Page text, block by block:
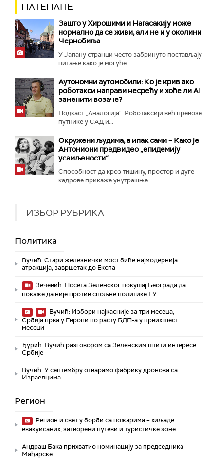
НАТЕНАНЕ
Зашто у Хирошими и Нагасакију може
нормално да се живи, али не и у околини
Чернобиља
У Јапану странци често забринуто постављају
питање како је могуће...
Аутономни аутомобили: Ко је крив ако
роботакси направи несрећу и хоће ли AI
заменити возаче?
Подкаст „Аналогија“: Роботаксији већ превозе
путнике у САД и...
Окружени људима, а ипак сами – Како је
Антониони предвидео „епидемију
усамљености“
Способност да кроз тишину, простор и дуге
кадрове прикаже унутрашње...
ИЗБОР РУБРИКА
Политика
Вучић: Стари железнички мост биће најмодернија
атракција, завршетак до Експа
Зечевић: Посета Зеленског покушај Београда да
покаже да није против спољне политике ЕУ
Вучић: Избори најкасније за три месеца,
Србија прва у Европи по расту БДП-а у првих шест
месеци
Ђурић: Вучић разговором са Зеленским штити интересе
Србије
Вучић: У септембру отварамо фабрику дронова са
Израелцима
Регион
Регион и свет у борби са пожарима – хиљаде
евакуисаних, затворени путеви и туристичке зоне
Андраш Бака прихватио номинацију за председника
Мађарске